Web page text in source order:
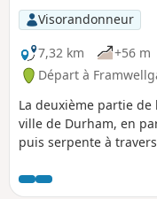
Visorandonneur
7,32 km
+56 m
Départ à
La deuxième partie
ville de Durham, en
puis serpente à
château de Lumley,